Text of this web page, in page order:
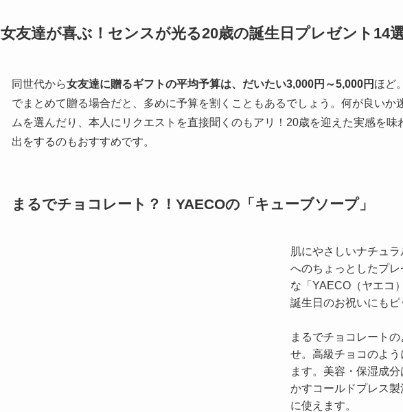
女友達が喜ぶ！センスが光る20歳の誕生日プレゼント14
同世代から女友達に贈るギフトの平均予算は、だいたい3,000円～5,000円 ほど
でまとめて贈る場合だと、多めに予算を割くこともあるでしょう。何が良いか
ムを選んだり、本人にリクエストを直接聞くのもアリ！20歳を迎えた実感を
出をするのもおすすめです。
まるでチョコレート？！YAECOの「キューブソープ」
肌にやさしいナチュ
へのちょっとしたプ
な「YAECO（ヤエコ
誕生日のお祝いにもピ
まるでチョコレート
せ。高級チョコのよう
ます。美容・保湿成
かすコールドプレス
に使えます。